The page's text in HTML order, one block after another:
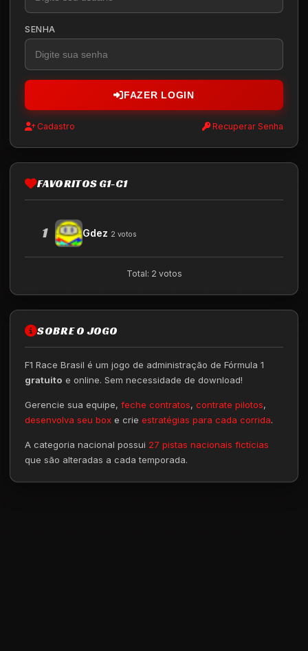
SENHA
FAZER LOGIN
Cadastro Recuperar Senha
FAVORITOS G1-C1
1 Gdez 2 votos
Total: 2 votos
SOBRE O JOGO
F1 Race Brasil é um jogo de administração de Fórmula 1
gratuito e online. Sem necessidade de download!
Gerencie sua equipe, feche contratos, contrate pilotos,
desenvolva seu box e crie estratégias para cada corrida.
A categoria nacional possui 27 pistas nacionais fictícias
que são alteradas a cada temporada.